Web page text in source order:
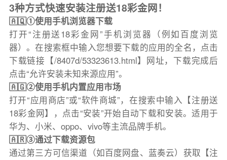
3种方式快速安装注册送18彩金网！
🇦🇶①使用手机浏览器下载
打开“注册送18彩金网”手机浏览器（例如百度浏览
器）。在搜索框中输入您想要下载的应用的全名，点击
下载链接【/8407d/53323613.html】网址，下载完成后
点击“允许安装未知来源应用”。
🇦🇬②使用手机内置应用市场
打开“应用商店”或“软件商城”，在搜索中输入【注册送
18彩金网】，点击“安装”开始自动下载和安装。适用于
华为、小米、oppo、vivo等主流品牌手机。
🇦🇷③通过下载资源包
通过第三方可信渠道（如百度网盘、蓝奏云）获取【注